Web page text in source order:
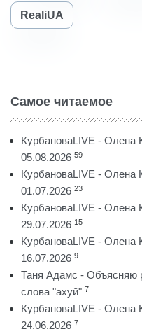
RealiUA
Самое читаемое
КурбановаLIVE - Олена
05.08.2026 59
КурбановаLIVE - Олена
01.07.2026 23
КурбановаLIVE - Олена
29.07.2026 15
КурбановаLIVE - Олена
16.07.2026 9
Таня Адамс - Объясняю
слова "ахуй" 7
КурбановаLIVE - Олена
24.06.2026 7